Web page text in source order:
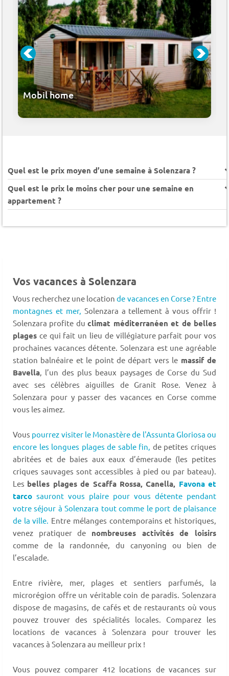
Mobil home
Quel est le prix moyen d’une semaine à Solenzara ?
Quel est le prix le moins cher pour une semaine en
appartement ?
Vos vacances à Solenzara
Vous recherchez une locationde vacances en Corse ? Entre
montagnes et mer, Solenzara a tellement à vous offrir !
Solenzara profite duclimat méditerranéen et de belles
plages ce qui fait un lieu de villégiature parfait pour vos
prochaines vacances détente. Solenzara est une agréable
station balnéaire et le point de départ vers le massif de
Bavella, l’un des plus beaux paysages de Corse du Sud
avec ses célèbres aiguilles de Granit Rose. Venez à
Solenzara pour y passer des vacances en Corse comme
vous les aimez.
Vous pourrez visiter le Monastère de l'Assunta Gloriosa ou
encore les longues plages de sable fin, de petites criques
abritées et de baies aux eaux d’émeraude (les petites
criques sauvages sont accessibles à pied ou par bateau).
Les belles plages de Scaffa Rossa, Canella, Favona et
tarco sauront vous plaire pour vous détente pendant
votre séjour à Solenzara tout comme le port de plaisance
de la ville. Entre mélanges contemporains et historiques,
venez pratiquer de nombreuses activités de loisirs
comme de la randonnée, du canyoning ou bien de
l’escalade.
Entre rivière, mer, plages et sentiers parfumés, la
microrégion offre un véritable coin de paradis. Solenzara
dispose de magasins, de cafés et de restaurants où vous
pouvez trouver des spécialités locales. Comparez les
locations de vacances à Solenzara pour trouver les
vacances à Solenzara au meilleur prix !
Vous pouvez comparer 412 locations de vacances sur